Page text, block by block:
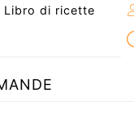
Libro di ricette